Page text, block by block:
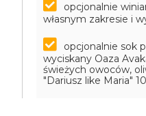
opcjonalnie
własnym zakresie i
opcjonalnie sok
wyciskany Oaza
świeżych owoców,
"Dariusz like Maria"